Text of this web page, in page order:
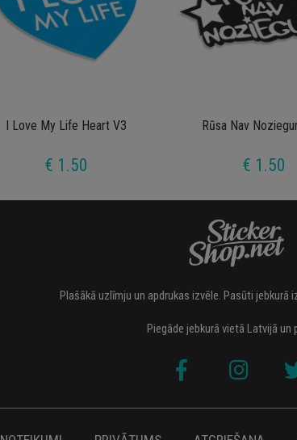
I Love My Life Heart V3
€ 1.50
Rūsa Nav
€ 1.50
Plašākā uzlīmju un apdrukas izvēle. Pasūti jebkurā
Piegāde jebkurā vietā Latvijā un